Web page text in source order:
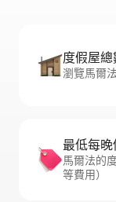
度假屋總
瀏覽馬爾
最低每
馬爾法的
等費用）